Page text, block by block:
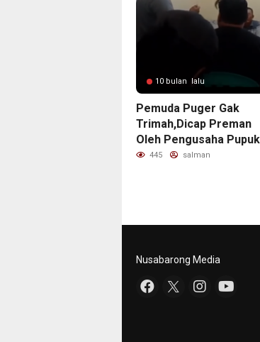
10 bulan lalu
Pemuda Puger Gak
Trimah,Dicap Preman
Oleh Pengusaha Pupuk
445 salman
Nusabarong Media